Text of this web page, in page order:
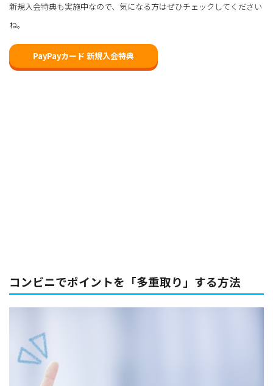
新規入会特典も実施中なので、気になる方はぜひチェックしてください
ね。
PayPayカード 新規入会特典
コンビニでポイントを「多重取り」する方法